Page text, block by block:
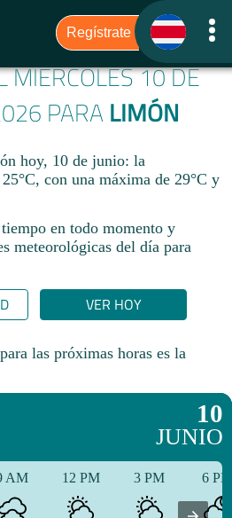
MIÉRCOLES 10 DE
PARA LIMÓN
hoy, 10 de junio: la
con una máxima de 29°C y
en todo momento y
meteorológicas del día para
VER HOY
las próximas horas es la
10
JUNIO
AM 12 PM 3 PM 6